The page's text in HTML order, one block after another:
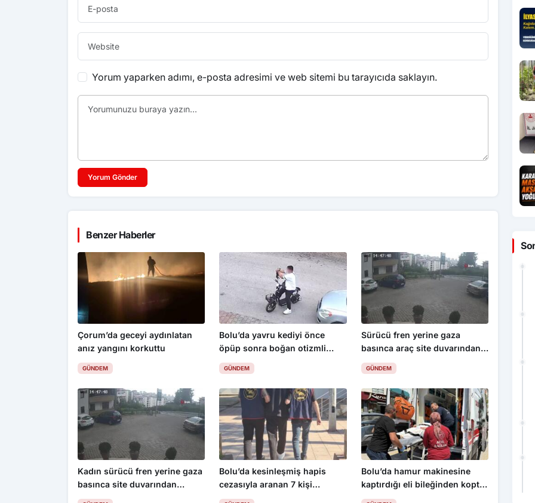
Yorum yaparken adımı, e-posta adresimi ve web sitemi bu tarayıcıda saklayın.
Yorum Gönder
Benzer Haberler
Çorum’da geceyi aydınlatan
anız yangını korkuttu
GÜNDEM
Bolu’da yavru kediyi önce
öpüp sonra boğan otizmli
çocuk serbest bırakıldı
GÜNDEM
Sürücü fren yerine gaza
basınca araç site duvarından
aşağı uçtu: 1’i çocuk 3 yaralı
GÜNDEM
Kadın sürücü fren yerine gaza
basınca site duvarından
aşağıya böyle uçtu: 1’i çocuk 3
Bolu’da kesinleşmiş hapis
cezasıyla aranan 7 kişi
yakalandı
Bolu’da hamur makinesine
kaptırdığı eli bileğinden koptu:
İşçiler fenalık geçirdi